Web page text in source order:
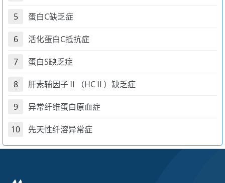
5 蛋白C缺乏症
6 活化蛋白C抵抗症
7 蛋白S缺乏症
8 肝素辅因子Ⅱ（HCⅡ）缺乏症
9 异常纤维蛋白原血症
10 先天性纤溶异常症